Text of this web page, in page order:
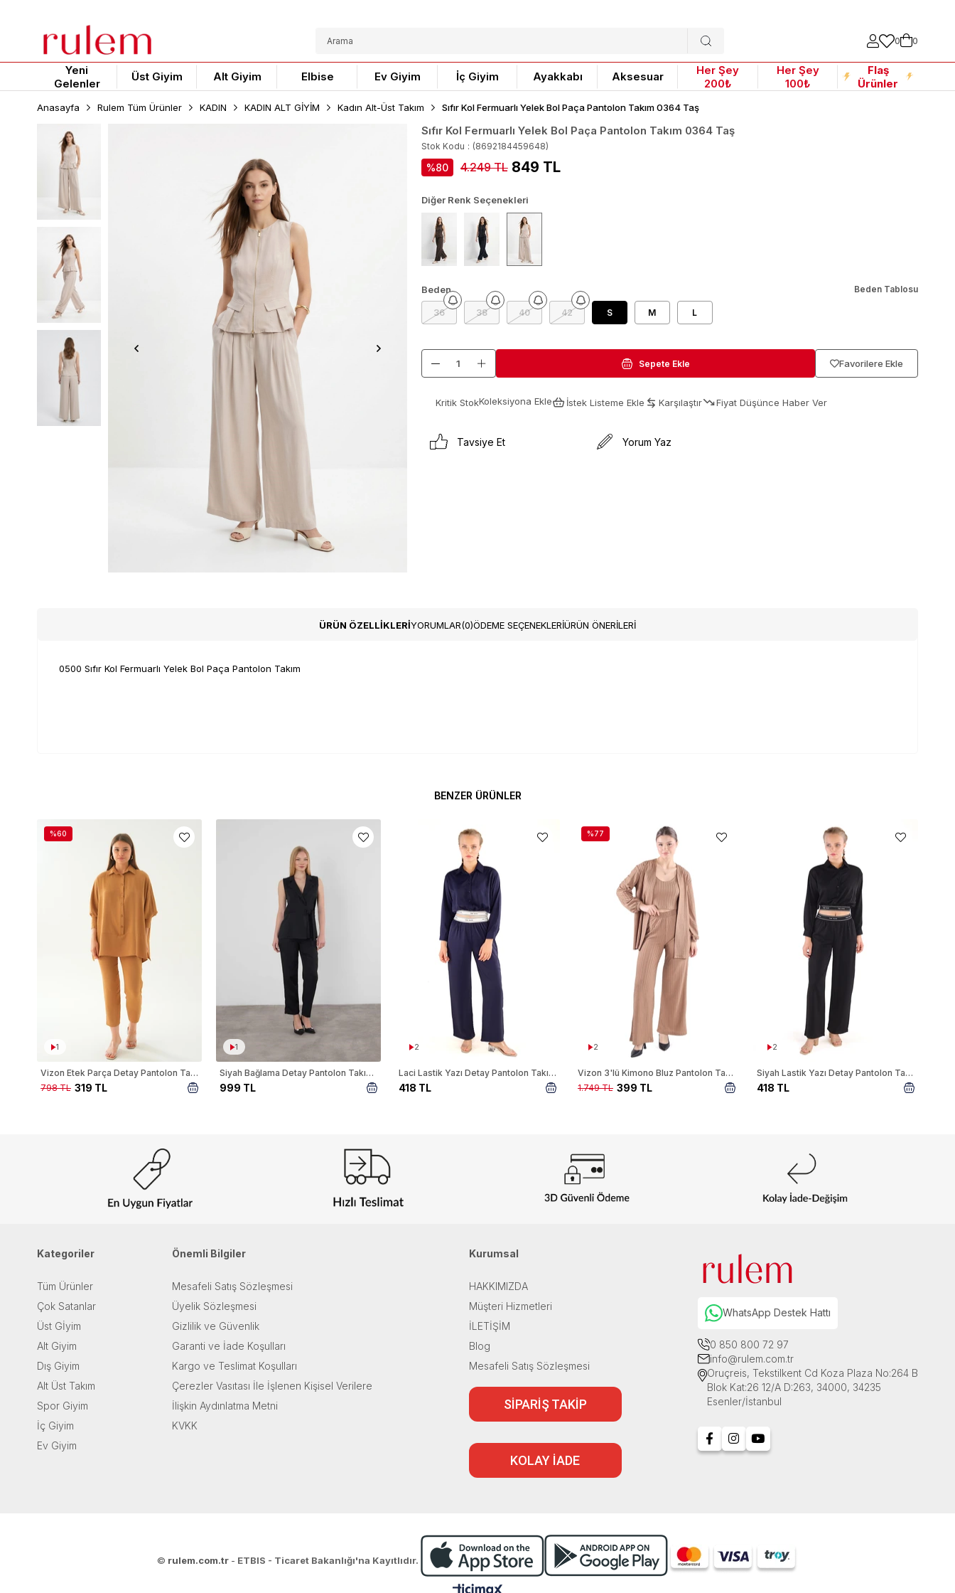
0 0
Yeni
Gelenler
Üst Giyim Alt Giyim Elbise Ev Giyim İç Giyim Ayakkabı Aksesuar
Her Şey
200₺
Her Şey
100₺
Flaş
Ürünler
Anasayfa Rulem Tüm Ürünler KADIN KADIN ALT GİYİM Kadın Alt-Üst Takım Sıfır Kol Fermuarlı Yelek Bol Paça Pantolon Takım 0364 Taş
Sıfır Kol Fermuarlı Yelek Bol Paça Pantolon Takım 0364 Taş
Stok Kodu (8692184459648)
80 4.249 TL 849 TL
Diğer Renk Seçenekleri
Beden
36 38 40 42 S M L
Beden Tablosu
Favorilere Ekle
Kritik StokKoleksiyona Ekle İstek Listeme Ekle Karşılaştır Fiyat Düşünce Haber Ver
Tavsiye Et Yorum Yaz
ÜRÜN ÖZELLIKLERIYORUMLAR(0)ÖDEME SEÇENEKLERIÜRÜN ÖNERILERI
0500 Sıfır Kol Fermuarlı Yelek Bol Paça Pantolon Takım
BENZER ÜRÜNLER
1
Vizon Etek Parça Detay Pantolon Takım 6775A
319 TL
798 TL
%60
1
Siyah Bağlama Detay Pantolon Takım 6307
999 TL
2
Laci Lastik Yazı Detay Pantolon Takım 3002
418 TL
2
Vizon 3'lü Kimono Bluz Pantolon Takım 7002
399 TL
1.749 TL
%77
2
Siyah Lastik Yazı Detay Pantolon Takım 3002
418 TL
Kategoriler
Tüm Ürünler
Çok Satanlar
Üst Gİyim
Alt Giyim
Dış Giyim
Alt Üst Takım
Spor Giyim
İç Giyim
Ev Giyim
Önemli Bilgiler
Mesafeli Satış Sözleşmesi
Üyelik Sözleşmesi
Gizlilik ve Güvenlik
Garanti ve İade Koşulları
Kargo ve Teslimat Koşulları
Çerezler Vasıtası İle İşlenen Kişisel Verilere
İlişkin Aydınlatma Metni
KVKK
Kurumsal
HAKKIMIZDA
Müşteri Hizmetleri
İLETİŞİM
Blog
Mesafeli Satış Sözleşmesi
SİPARİŞ TAKİP
KOLAY İADE
WhatsApp Destek Hattı
0 850 800 72 97
info@rulem.com.tr
Oruçreis, Tekstilkent Cd Koza Plaza No:264 B
Blok Kat:26 12/A D:263, 34000, 34235
Esenler/İstanbul
© rulem.com.tr - ETBIS - Ticaret Bakanlığı'na Kayıtlıdır.